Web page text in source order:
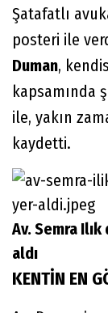
Şatafatlı
posteri ile
Duman,
kapsamında
ile, yakın
kaydetti.
Av. Semra
aldı
KENTİN EN